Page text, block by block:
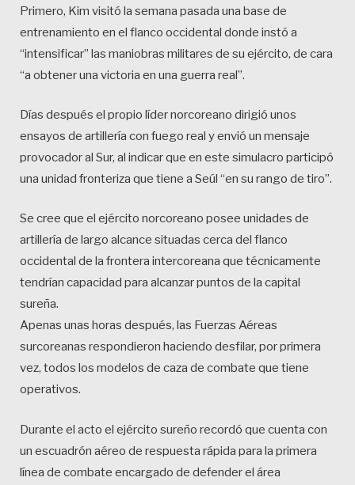
Primero, Kim visitó la semana pasada una base de
entrenamiento en el flanco occidental donde instó a
“intensificar” las maniobras militares de su ejército, de cara
“a obtener una victoria en una guerra real”.
Días después el propio líder norcoreano dirigió unos
ensayos de artillería con fuego real y envió un mensaje
provocador al Sur, al indicar que en este simulacro participó
una unidad fronteriza que tiene a Seúl “en su rango de tiro”.
Se cree que el ejército norcoreano posee unidades de
artillería de largo alcance situadas cerca del flanco
occidental de la frontera intercoreana que técnicamente
tendrían capacidad para alcanzar puntos de la capital
sureña.
Apenas unas horas después, las Fuerzas Aéreas
surcoreanas respondieron haciendo desfilar, por primera
vez, todos los modelos de caza de combate que tiene
operativos.
Durante el acto el ejército sureño recordó que cuenta con
un escuadrón aéreo de respuesta rápida para la primera
línea de combate encargado de defender el área